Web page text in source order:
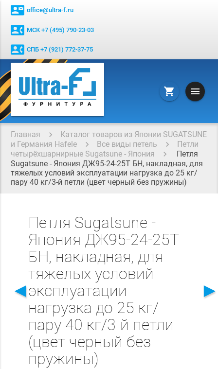
contact_mail office@ultra-f.ru
contact_phone МСК +7 (495) 790-23-03
contact_phone СПБ +7 (921) 772-37-75
shopping_cart menu
Главная
Каталог товаров из Японии SUGATSUNE
и Германия Hafele
Все виды петель
Петли
четырёхшарнирные Sugatsune - Япония
Петля
Sugatsunе - Япония ДЖ95-24-25Т БН, накладная, для
тяжелых условий эксплуатации нагрузка до 25 кг/
пару 40 кг/3-й петли (цвет черный без пружины)
◄
Петля Sugatsunе -
Япония ДЖ95-24-25Т
БН, накладная, для
тяжелых условий
эксплуатации
нагрузка до 25 кг/
пару 40 кг/3-й петли
(цвет черный без
пружины)